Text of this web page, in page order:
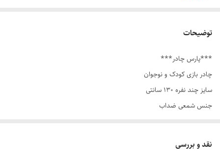
توضیحات
***پارس چادر***
چادر بازی کودک و نوجوان
سایز چند نفره ۱۳۰ سانتی
جنس شمعی ضداب
نقد و بررسی